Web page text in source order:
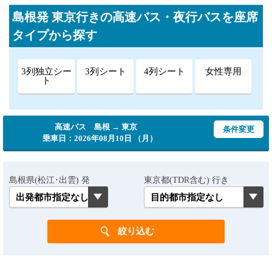
島根発 東京行きの高速バス・夜行バスを座席
タイプから探す
3列独立シー
ト
3列シート 4列シート 女性専用
高速バス 島根 → 東京
乗車日：2026年08月10日 （月）
条件変更
島根県(松江･出雲) 発 東京都(TDR含む) 行き